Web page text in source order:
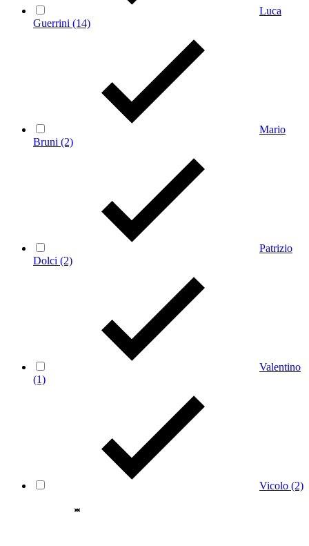
Luca
Guerrini (14)
Mario
Bruni (2)
Patrizio
Dolci (2)
Valentino
(1)
Vicolo (2)